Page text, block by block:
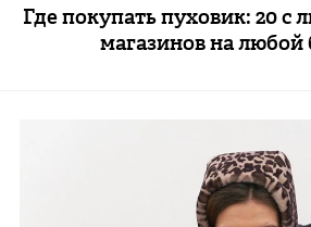
Где покупать пуховик: 20
магазинов на